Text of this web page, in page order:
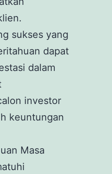
sukses yang
dapat
dalam
investor
keuntungan
Masa